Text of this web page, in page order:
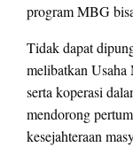
program MBG
Tidak dapat
melibatkan
serta koperasi
mendorong
kesejahteraan